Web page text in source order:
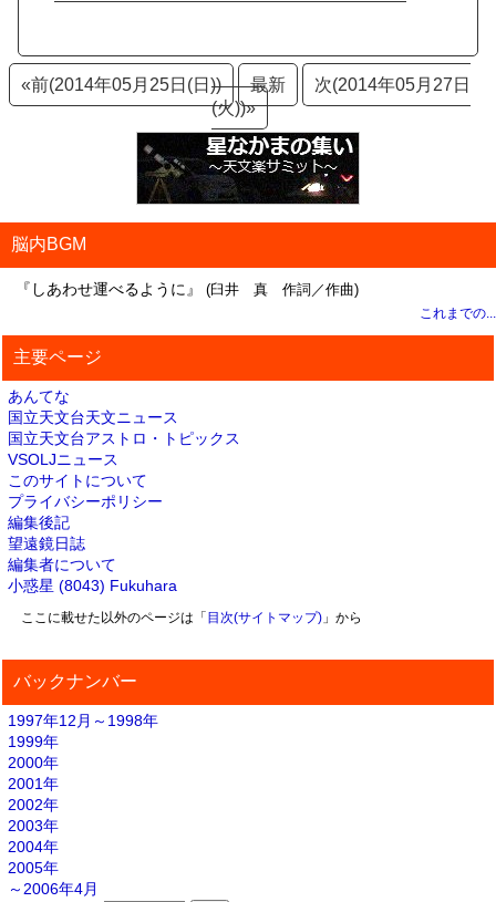
«前(2014年05月25日(日)) 最新
次(2014年05月27日
(火))»
脳内BGM
『しあわせ運べるように』 (臼井 真 作詞／作曲)
これまでの...
主要ページ
あんてな
国立天文台天文ニュース
国立天文台アストロ・トピックス
VSOLJニュース
このサイトについて
プライバシーポリシー
編集後記
望遠鏡日誌
編集者について
小惑星 (8043) Fukuhara
ここに載せた以外のページは「 目次(サイトマップ)」から
バックナンバー
1997年12月～1998年
1999年
2000年
2001年
2002年
2003年
2004年
2005年
～2006年4月